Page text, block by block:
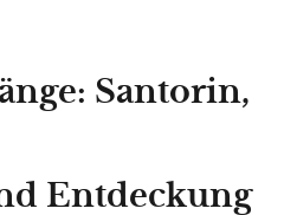
Santorin,
Entdeckung